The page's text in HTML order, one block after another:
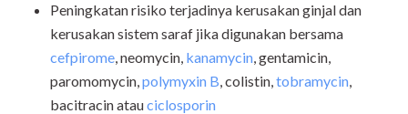
Peningkatan risiko terjadinya kerusakan ginjal dan
kerusakan sistem saraf jika digunakan bersama
cefpirome, neomycin, kanamycin, gentamicin,
paromomycin,polymyxin B, colistin,tobramycin,
bacitracin atauciclosporin